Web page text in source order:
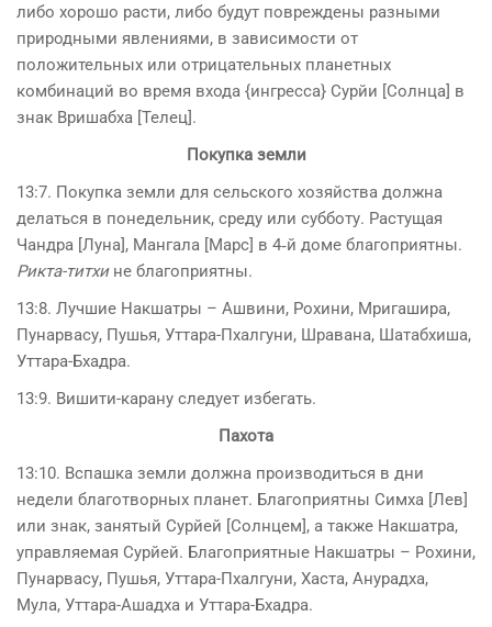
либо хорошо расти, либо будут повреждены разными
природными явлениями, в зависи­мости от
положительных или отрицательных планетных
комбинаций во время входа {ингресса} Сурйи [Солнца] в
знак Вришабха [Телец].
Покупка земли
13:7. Покупка земли для сельского хозяйства должна
делаться в понедельник, среду или субботу. Растущая
Чандра [Луна], Мангала [Марс] в 4‑й доме благоприятны.
Рикта-титхине благоприятны.
13:8. Лучшие Накшатры – Ашвини, Рохини, Мригашира,
Пунарвасу, Пушья, Уттара-Пхалгуни, Шравана, Шатабхиша,
Уттара-Бхадра.
13:9. Вишити-карану следует избегать.
Пахота
13:10. Вспашка земли должна производиться в дни
недели благо­творных планет. Благоприятны Симха [Лев]
или знак, занятый Сурйей [Солнцем], а также Накшатра,
управляемая Сурйей. Благоприятные Накшатры – Рохини,
Пунарвасу, Пушья, Уттара-Пхалгуни, Хаста, Анурадха,
Мула, Уттара-Ашадха и Уттара-Бхадра.